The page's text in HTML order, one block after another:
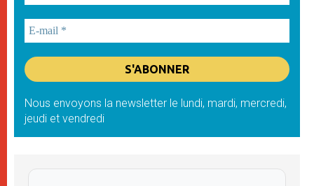
Nous envoyons la newsletter le lundi, mardi, mercredi,
jeudi et vendredi